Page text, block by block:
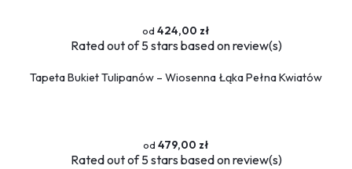
424,00 zł
Ratedout of 5 stars based onreview(s)
Tapeta Bukiet Tulipanów – Wiosenna Łąka Pełna Kwiatów
479,00 zł
Ratedout of 5 stars based onreview(s)